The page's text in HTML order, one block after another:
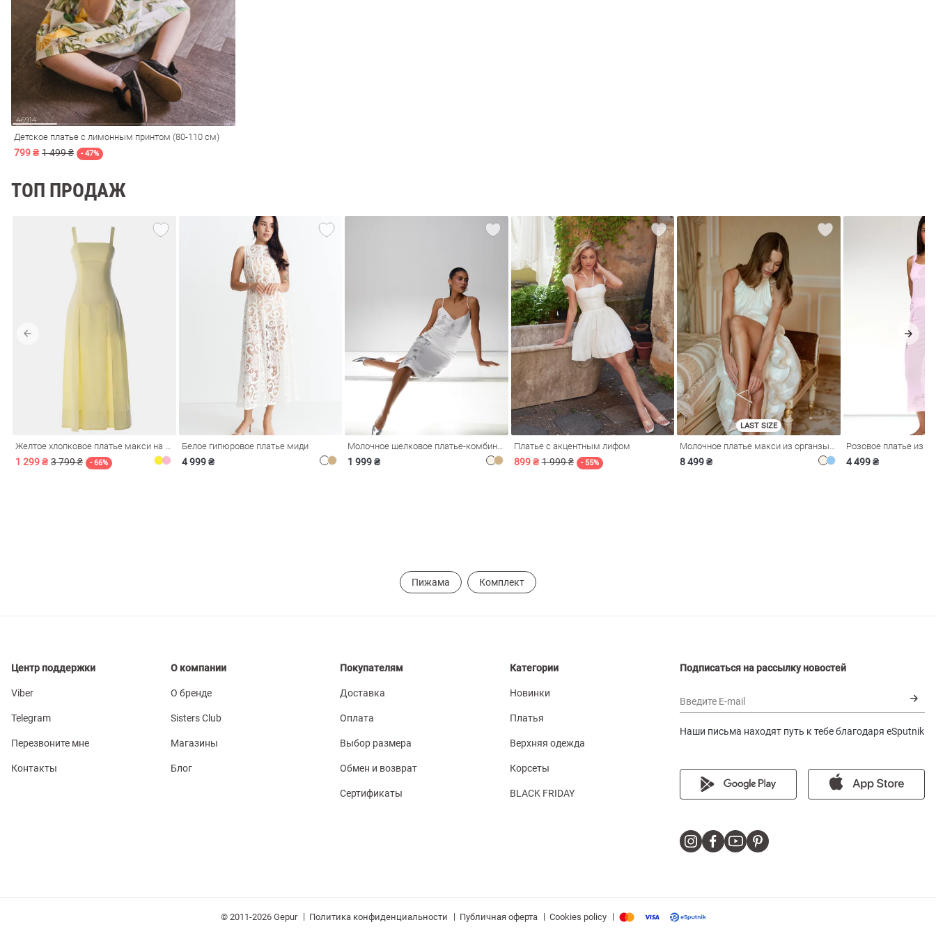
СарафаныНа
Детское платье с лимонным принтом (80-110 см)
799 ₴ 1 499 ₴ - 47%
ТОП ПРОДАЖ
1 299 ₴ 3 799 ₴ - 66%
Белое гипюровое платье миди
4 999 ₴ 1 999 ₴
Платье с акцентным лифом
899 ₴ 1 999 ₴ - 55%
LAST SIZE
8 499 ₴ 4 499 ₴
Пижама Комплект
Центр поддержки
Viber
Telegram
Перезвоните мне
Контакты
О компании
О бренде
Sisters Club
Магазины
Блог
Покупателям
Доставка
Оплата
Выбор размера
Обмен и возврат
Сертификаты
Категории
Новинки
Платья
Верхняя одежда
Корсеты
BLACK FRIDAY
Подписаться на рассылку новостей
Введите E-mail
Наши письма находят путь к тебе благодаря eSputnik
© 2011-2026 Gepur | Политика конфиденциальности | Публичная оферта | Cookies policy |